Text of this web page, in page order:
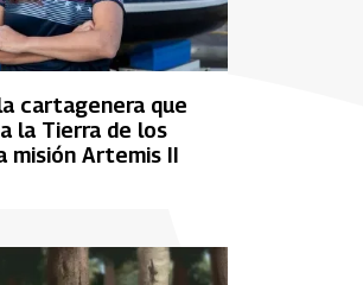
cartagenera que
la Tierra de los
misión Artemis II